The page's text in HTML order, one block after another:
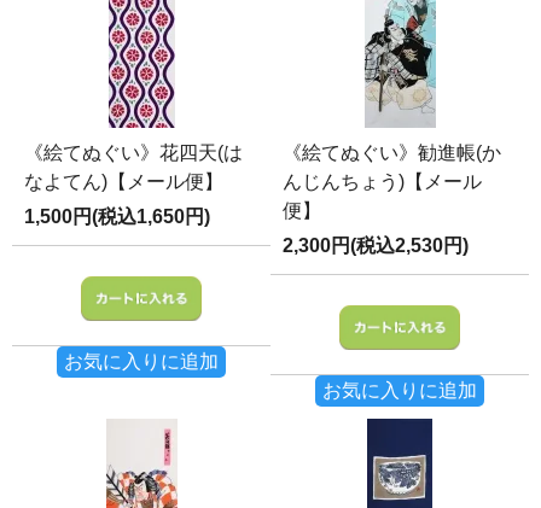
《絵てぬぐい》花四天(は
なよてん)【メール便】
1,500円(税込1,650円)
お気に入りに追加
《絵てぬぐい》勧進帳(か
んじんちょう)【メール
便】
2,300円(税込2,530円)
お気に入りに追加